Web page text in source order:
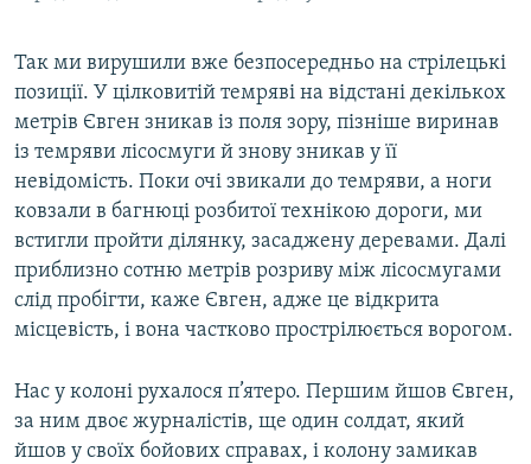
Так ми вирушили вже безпосередньо на стрілецькі
позиції. У цілковитій темряві на відстані декількох
метрів Євген зникав із поля зору, пізніше виринав
із темряви лісосмуги й знову зникав у її
невідомість. Поки очі звикали до темряви, а ноги
ковзали в багнюці розбитої технікою дороги, ми
встигли пройти ділянку, засаджену деревами. Далі
приблизно сотню метрів розриву між лісосмугами
слід пробігти, каже Євген, адже це відкрита
місцевість, і вона частково прострілюється ворогом.
Нас у колоні рухалося п’ятеро. Першим йшов Євген,
за ним двоє журналістів, ще один солдат, який
йшов у своїх бойових справах, і колону замикав